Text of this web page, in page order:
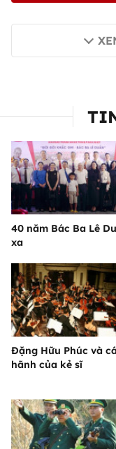
40 năm Bác Ba Lê
xa
Đặng Hữu Phúc và
hãnh của kẻ sĩ